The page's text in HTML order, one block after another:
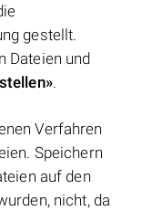
gestellt.
Dateien und
.
Verfahren
Speichern
auf den
nicht, da